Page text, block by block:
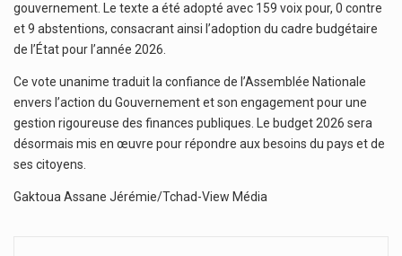
gouvernement. Le texte a été adopté avec 159 voix pour, 0 contre
et 9 abstentions, consacrant ainsi l’adoption du cadre budgétaire
de l’État pour l’année 2026.
Ce vote unanime traduit la confiance de l’Assemblée Nationale
envers l’action du Gouvernement et son engagement pour une
gestion rigoureuse des finances publiques. Le budget 2026 sera
désormais mis en œuvre pour répondre aux besoins du pays et de
ses citoyens.
Gaktoua Assane Jérémie/Tchad-View Média